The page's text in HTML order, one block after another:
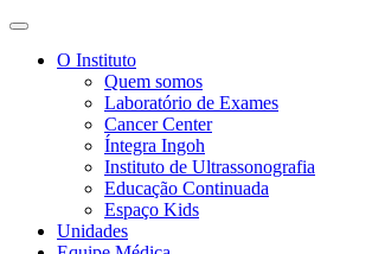
O Instituto
Quem somos
Laboratório de Exames
Cancer Center
Íntegra Ingoh
Instituto de Ultrassonografia
Educação Continuada
Espaço Kids
Unidades